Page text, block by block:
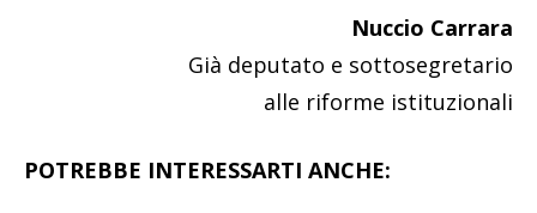
Nuccio Carrara
Già deputato e sottosegretario
alle riforme istituzionali
POTREBBE INTERESSARTI ANCHE: